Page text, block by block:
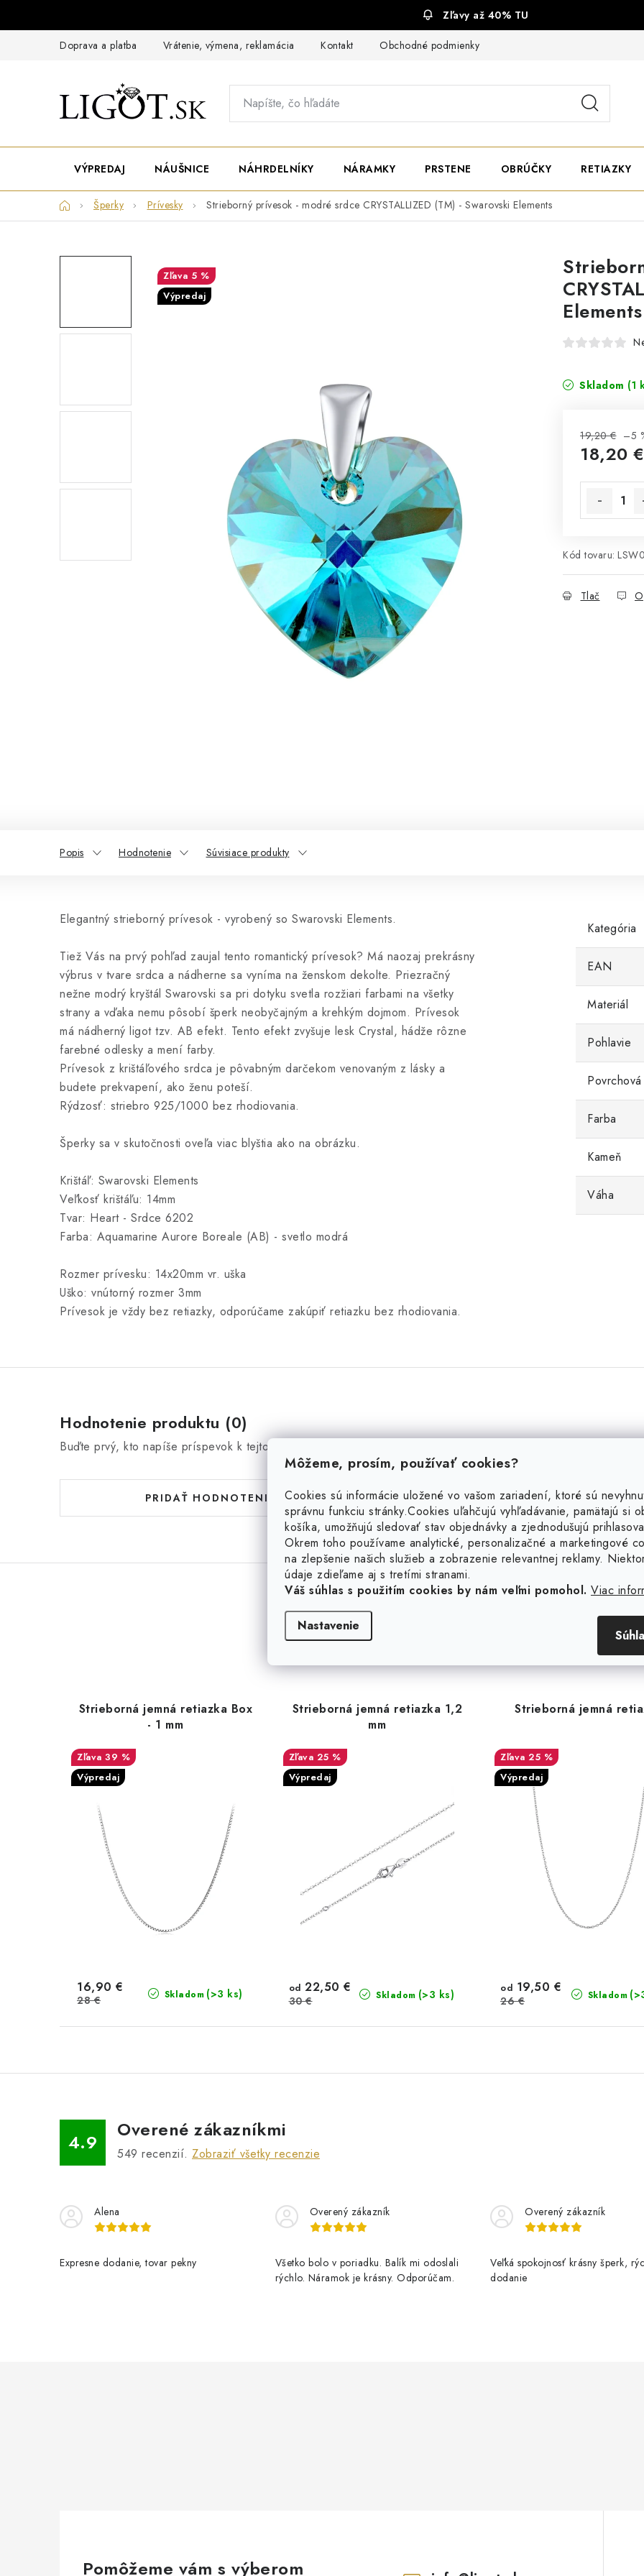
Môžeme, prosím, používať cookies?
Cookies sú informácie uložené vo vašom zariadení, ktoré sú
správnu funkciu stránky.Cookies uľahčujú vyhľadávanie, pamätajú si
košíka, umožňujú sledovať stav objednávky a zjednodušujú
Okrem toho používame analytické, personalizačné a marketingové
na zlepšenie našich služieb a zobrazenie relevantnej reklamy.
údaje zdieľame aj s tretími stranami.
Váš súhlas s použitím cookies by nám veľmi pomohol. Viac
Nastavenie
Zľavy až 40% TU
Doprava a platba Vrátenie, výmena, reklamácia Kontakt Obchodné podmienky
VÝPREDAJ NÁUŠNICE NÁHRDELNÍKY NÁRAMKY PRSTENE OBRÚČKY RETIAZKY
DomovŠperky Prívesky Strieborný prívesok - modré srdce CRYSTALLIZED (TM) - Swarovski Elements
Elements
Skladom (1
19,20 € –5
18,20 €
Kód tovaru:
Tlač
5 %
Výpredaj
Popis Hodnotenie Súvisiace produkty
Elegantný strieborný prívesok - vyrobený so Swarovski Elements.
Tiež Vás na prvý pohľad zaujal tento romantický prívesok? Má naozaj prekrásny
výbrus v tvare srdca a nádherne sa vyníma na ženskom dekolte. Priezračný
nežne modrý kryštál Swarovski sa pri dotyku svetla rozžiari farbami na všetky
strany a vďaka nemu pôsobí šperk neobyčajným a krehkým dojmom. Prívesok
má nádherný ligot tzv. AB efekt. Tento efekt zvyšuje lesk Crystal, hádže rôzne
farebné odlesky a mení farby.
Prívesok z krištáľového srdca je pôvabným darčekom venovaným z lásky a
budete prekvapení, ako ženu poteší.
Rýdzosť: striebro 925/1000 bez rhodiovania.
Šperky sa v skutočnosti oveľa viac blyštia ako na obrázku.
Krištáľ: Swarovski Elements
Veľkosť krištáľu: 14mm
Tvar: Heart - Srdce 6202
Farba: Aquamarine Aurore Boreale (AB) - svetlo modrá
Rozmer prívesku: 14x20mm vr. uška
Uško: vnútorný rozmer 3mm
Prívesok je vždy bez retiazky, odporúčame zakúpiť retiazku bez rhodiovania.
Kategória
EAN
Materiál
Pohlavie
Farba
Kameň
Váha
Hodnotenie produktu (0)
Buďte prvý, kto napíše príspevok k tejto položke.
PRIDAŤ HODNOTENIE
Strieborná jemná retiazka Box
- 1 mm
39 %
Výpredaj
Skladom (>3 ks)
16,90 €
28 €
Strieborná jemná retiazka 1,2
mm
25 %
Výpredaj
Skladom (>3 ks)
od 22,50 €
30 €
Strieborná jemná
25 %
Výpredaj
Skladom
od 19,50 €
26 €
4.9
Overené zákazníkmi
549 recenzií. Zobraziť všetky recenzie
Alena
Expresne dodanie, tovar pekny
Overený zákazník
Všetko bolo v poriadku. Balík mi odoslali
rýchlo. Náramok je krásny. Odporúčam.
Overený zákazník
Veľká spokojnosť krásny šperk,
dodanie
Pomôžeme vám s výberom